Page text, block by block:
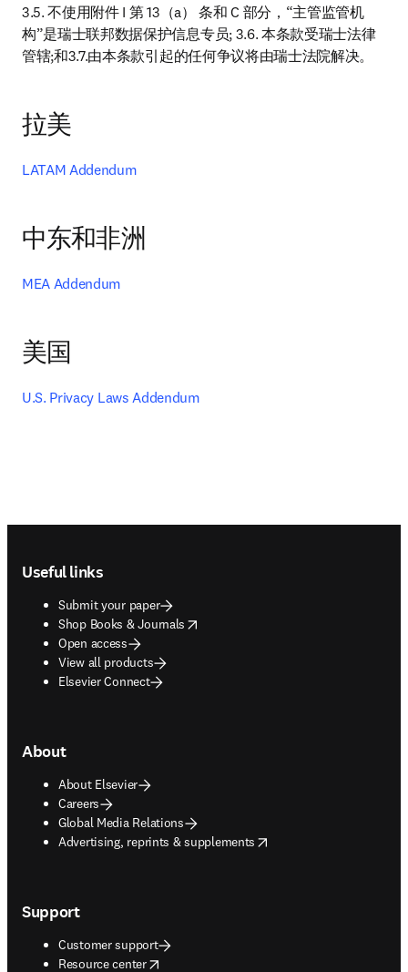
3.5. 不使用附件 I 第 13（a） 条和 C 部分，“主管监管机
构”是瑞士联邦数据保护信息专员; 3.6. 本条款受瑞士法律
管辖;和3.7.由本条款引起的任何争议将由瑞士法院解决。
拉美
LATAM Addendum
中东和非洲
MEA Addendum
美国
U.S. Privacy Laws Addendum
Useful links
Submit your paper
Shop Books & Journals
opens in new tab/window
Open access
View all products
Elsevier Connect
About
About Elsevier
Careers
Global Media Relations
Advertising, reprints & supplements
opens in new tab/window
Support
Customer support
Resource center
opens in new tab/window